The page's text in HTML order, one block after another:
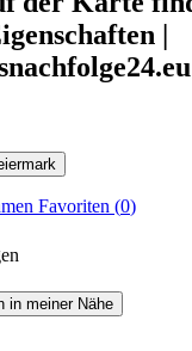
|
Favoriten (0)
in meiner Nähe